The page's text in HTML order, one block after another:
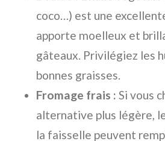
coco…) est une
apporte moelleux et
gâteaux. Privilégiez les
bonnes graisses.
Fromage frais : Si vous
alternative plus légère,
la faisselle peuvent